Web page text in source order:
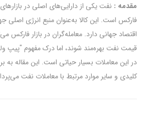
مقدمه :نفت یکی از دارایی‌های اصلی در
فارکس است. این کالا به‌عنوان منبع انرژی اصلی
اقتصاد جهانی دارد. معامله‌گران در بازار فارکس
قیمت نفت بهره‌مند شوند، اما درک مفهوم "پیپ
در این معاملات بسیار حیاتی است. این مقاله به
کلیدی و سایر موارد مرتبط با معاملات نفت می‌پردازد.